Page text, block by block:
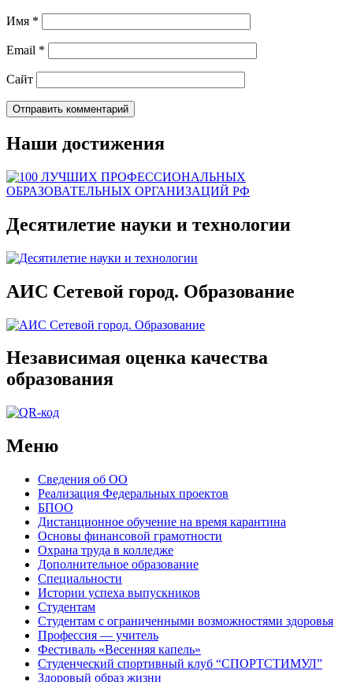
Имя *
Email *
Сайт
Наши достижения
Десятилетие науки и технологии
АИС Сетевой город. Образование
Независимая оценка качества
образования
Меню
Сведения об ОО
Реализация Федеральных проектов
БПОО
Дистанционное обучение на время карантина
Основы финансовой грамотности
Охрана труда в колледже
Дополнительное образование
Специальности
Истории успеха выпускников
Студентам
Студентам с ограниченными возможностями здоровья
Профессия — учитель
Фестиваль «Весенняя капель»
Студенческий спортивный клуб “СПОРТСТИМУЛ”
Здоровый образ жизни